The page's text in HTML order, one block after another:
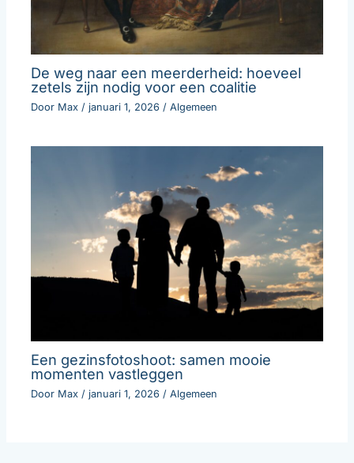
De weg naar een meerderheid: hoeveel
zetels zijn nodig voor een coalitie
Door Max / januari 1, 2026 /Algemeen
Een gezinsfotoshoot: samen mooie
momenten vastleggen
Door Max / januari 1, 2026 /Algemeen